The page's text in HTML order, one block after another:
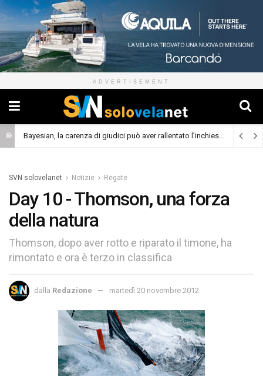
ADVERTISEMENT
Bayesian, la carenza di giudici può aver rallentato l’inchiesta (Cronaca)
SVN solovelanet Notizie Regate
Day 10 - Thomson, una forza
della natura
Thomson, dopo aver rotto e riparato il timone, ha
rimontato e ora è terzo in classifica
dalla Redazione martedì 20 novembre 2012